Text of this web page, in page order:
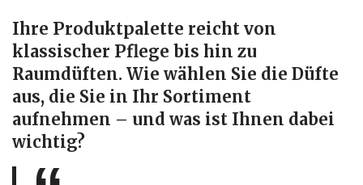
Ihre Produktpalette reicht von
klassischer Pflege bis hin zu
Raumdüften. Wie wählen Sie die Düfte
aus, die Sie in Ihr Sortiment
aufnehmen – und was ist Ihnen dabei
wichtig?